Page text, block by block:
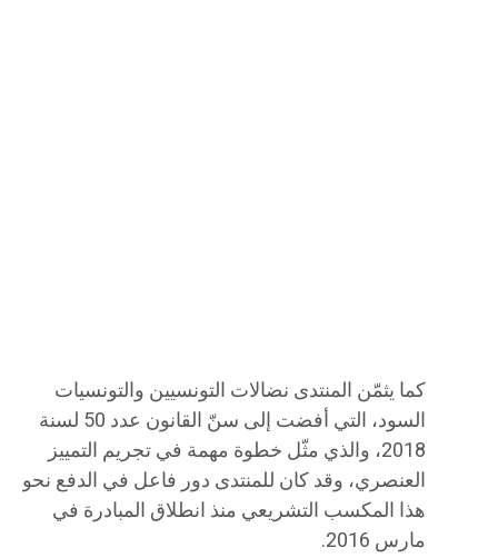
كما يثمّن المنتدى نضالات التونسيين والتونسيات
السود، التي أفضت إلى سنّ القانون عدد 50 لسنة
2018، والذي مثّل خطوة مهمة في تجريم التمييز
العنصري، وقد كان للمنتدى دور فاعل في الدفع نحو
هذا المكسب التشريعي منذ انطلاق المبادرة في
مارس 2016.